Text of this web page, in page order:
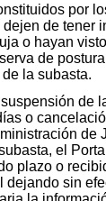
por
de tener
o hayan
de
la subasta.
de
o
de
el
plazo o
dejando sin